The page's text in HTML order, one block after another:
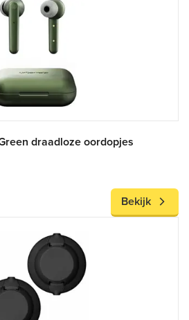
draadloze oordopjes
Bekijk